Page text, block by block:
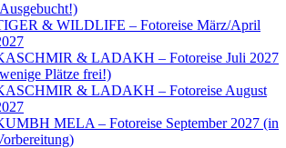
& WILDLIFE – Fotoreise März/April
& LADAKH – Fotoreise Juli 2027
Plätze frei!)
& LADAKH – Fotoreise August
MELA – Fotoreise September 2027 (in